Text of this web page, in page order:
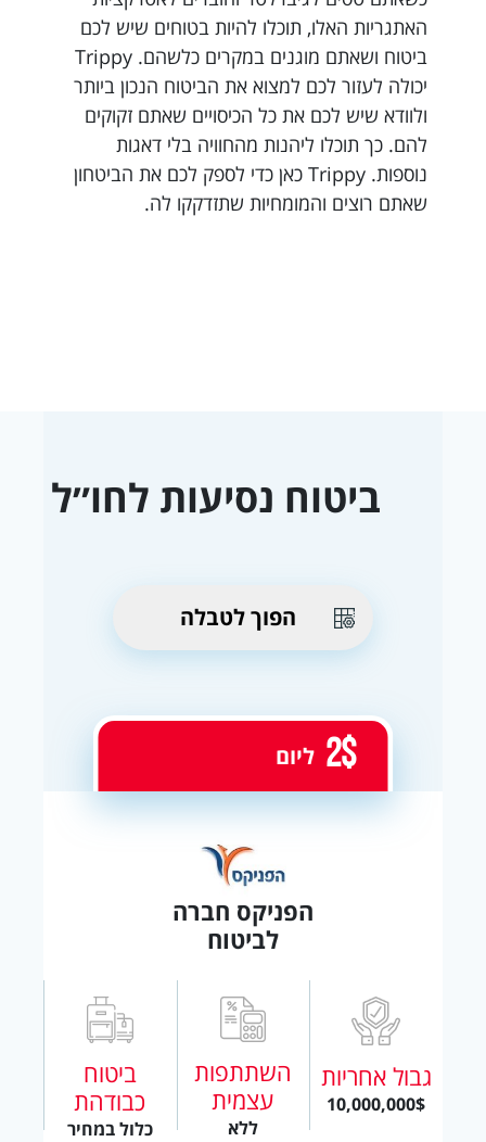
האתגריות האלו, תוכלו להיות בטוחים שיש לכם
ביטוח ושאתם מוגנים במקרים כלשהם. Trippy
יכולה לעזור לכם למצוא את הביטוח הנכון ביותר
ולוודא שיש לכם את כל הכיסויים שאתם זקוקים
להם. כך תוכלו ליהנות מהחוויה בלי דאגות
נוספות. Trippy כאן כדי לספק לכם את הביטחון
שאתם רוצים והמומחיות שתזדקקו לה.
הפוך לטבלה
ביטוח נסיעות לחו״ל
הפניקס חברה
לביטוח
גבול אחריות
10,000,000$
השתתפות
עצמית
ללא
ביטוח
כבודהת
כלול במחיר
2$ ליום